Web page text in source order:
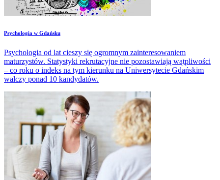
​Psychologia w Gdańsku
Psychologia od lat cieszy się ogromnym zainteresowaniem
maturzystów. Statystyki rekrutacyjne nie pozostawiają wątpliwości
– co roku o indeks na tym kierunku na Uniwersytecie Gdańskim
walczy ponad 10 kandydatów.